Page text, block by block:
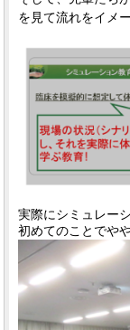
を見て流れをイメ
実際にシミュレー
初めてのことでや